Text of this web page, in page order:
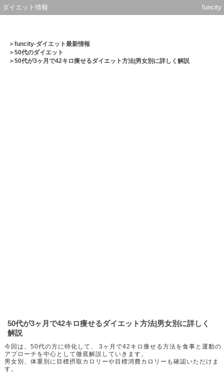
ダイエット情報 funcity
＞funcity-ダイエット最新情報
＞50代のダイエット
＞50代が3ヶ月で42キロ痩せるダイエット方法|男女別に詳しく解説
50代が3ヶ月で42キロ痩せるダイエット方法|男女別に詳しく
解説
今回は、50代の方に特化して、 3ヶ月で42キロ痩せる方法を食事と運動の
アプローチを中心として徹底解説していきます。
男女別、体重別に目標摂取カロリーや目標消費カロリーも確認いただけま
す。